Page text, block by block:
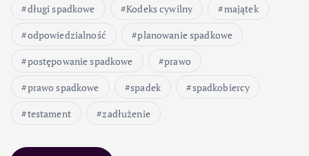
długi spadkowe
Kodeks cywilny
majątek
odpowiedzialność
planowanie spadkowe
postępowanie spadkowe
prawo
prawo spadkowe
spadek
spadkobiercy
testament
zadłużenie